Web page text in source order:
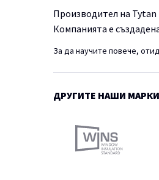
Производител на Tytan
Компанията е
За да научите повече,
ДРУГИТЕ НАШИ МАРКИ